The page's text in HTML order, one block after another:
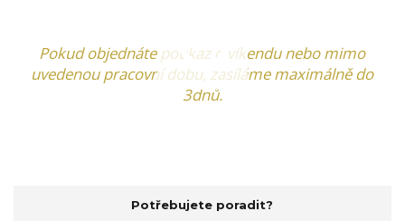
Pokud objednáte poukaz o víkendu nebo mimo
uvedenou pracovní dobu, zasíláme maximálně do
3dnů.
Potřebujete poradit?